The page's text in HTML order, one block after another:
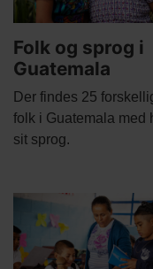
Folk og sprog i
Guatemala
Body
Der findes 25
folk i Guatemala med
sit sprog.
Main
picture